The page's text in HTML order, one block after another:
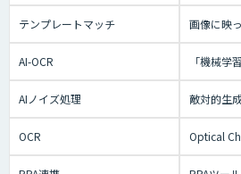
テンプレートマッチ 画像に映
AI-OCR 「機械
AIノイズ処理 敵対的生
OCR Optical